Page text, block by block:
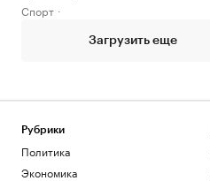
Спорт
Загрузить еще
Рубрики
Политика
Экономика